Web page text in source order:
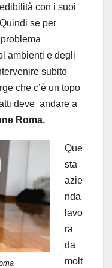
con i suoi
se per
ambienti e degli
subito
che c’è un topo
deve andare a
Roma.
Que
sta
azie
nda
lavo
ra
da
molt